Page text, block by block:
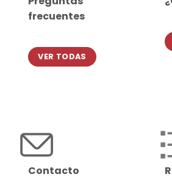
frecuentes
VER TODAS
Contacto